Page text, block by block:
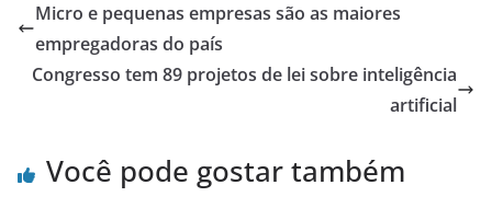
Micro e pequenas empresas são as maiores
empregadoras do país
Congresso tem 89 projetos de lei sobre inteligência
artificial
Você pode gostar também